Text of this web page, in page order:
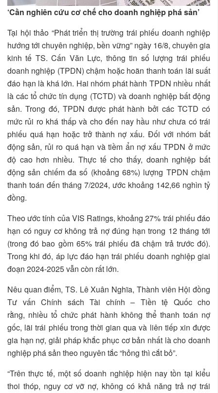
‘Cần nghiên cứu cơ chế cho doanh nghiệp phá sản’
Tại hội thảo “Phát triển thị trường trái phiếu doanh nghiệp
hướng tới chuyên nghiệp, bền vững” ngày 16/8, chuyên gia
kinh tế TS. Cấn Văn Lực, thông tin số lượng trái phiếu
doanh nghiệp (TPDN) chậm hoặc hoãn thanh toán lãi suất
đáo hạn là khá lớn. Hai nhóm phát hành TPDN nhiều nhất
là các tổ chức tín dụng (TCTD) và doanh nghiệp bất động
sản. Trong đó, TPDN được phát hành bởi các TCTD có
mức rủi ro khá thấp và cho đến nay hầu như chưa có trái
phiếu quá hạn hoặc trở thành nợ xấu. Đối với nhóm bất
động sản, rủi ro quá hạn và tiềm ẩn nợ xấu TPDN ở mức
độ cao hơn nhiều. Thực tế cho thấy, doanh nghiệp bất
động sản chiếm đa số (khoảng 68%) lượng TPDN chậm
thanh toán đến tháng 7/2024, ước khoảng 142,66 nghìn tỷ
đồng.
Theo ước tính của VIS Ratings, khoảng 27% trái phiếu đáo
hạn có nguy cơ không trả nợ đúng hạn trong 12 tháng tới
(trong đó bao gồm 65% trái phiếu đã chậm trả trước đó).
Trong khi đó, áp lực đáo hạn trái phiếu doanh nghiệp giai
đoạn 2024-2025 vẫn còn rất lớn.
Nêu quan điểm, TS. Lê Xuân Nghĩa, Thành viên Hội đồng
Tư vấn Chính sách Tài chính – Tiền tệ Quốc cho
rằng, nhiều tổ chức phát hành không thể thanh toán nợ
gốc, lãi trái phiếu trong thời gian qua và liên tiếp xin được
gia hạn nợ, giải pháp khắc phục cơ bản nhất là cho doanh
nghiệp phá sản theo nguyên tắc “hỏng thì cắt bỏ”.
“Trên thực tế, một số doanh nghiệp hiện nay tồn tại kiểu
thoi thóp, nguy cơ vỡ nợ, không có khả năng trả nợ trái